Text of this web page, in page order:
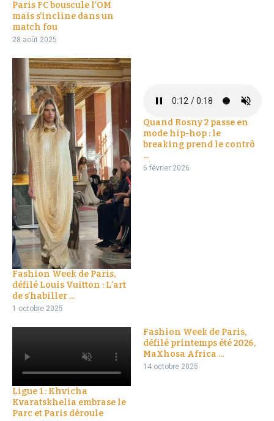
Paris FC bouscule l’OM
mais s’incline dans un
match fou
28 août 2025
Fashion Week de Paris,
défilé Louis Vuitton : L’art
de s’habiller ...
1 octobre 2025
Quand Rosny 2 passe en
mode hip-hop : le
breaking prend le contrô
...
6 février 2026
Ligue 1 : Khvicha
Kvaratskhelia embrase le
Parc et Paris déroule
Fashion Week de Paris,
défilé printemps été 2026,
MaXhosa Africa ...
14 octobre 2025